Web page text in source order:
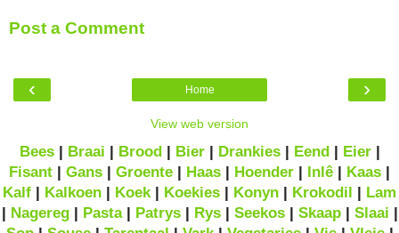
Post a Comment
‹ ›
Home
View web version
Bees| Braai | Brood| Bier| Drankies| Eend| Eier|
Fisant | Gans | Groente | Haas | Hoender | Inlê | Kaas |
Kalf | Kalkoen | Koek | Koekies | Konyn | Krokodil | Lam
| Nagereg| Pasta| Patrys| Rys| Seekos| Skaap| Slaai |